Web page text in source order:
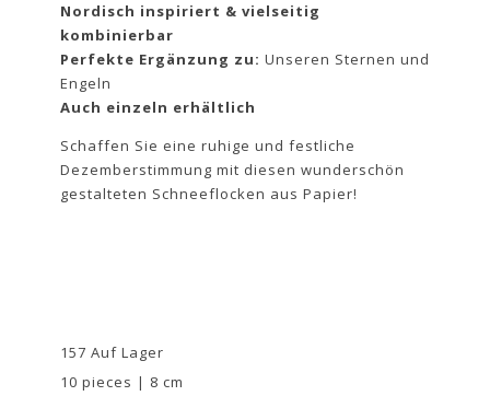
Nordisch inspiriert & vielseitig
kombinierbar
Perfekte Ergänzung zu: Unseren Sternen und
Engeln
Auch einzeln erhältlich
Schaffen Sie eine ruhige und festliche
Dezemberstimmung mit diesen wunderschön
gestalteten Schneeflocken aus Papier!
157 Auf Lager
10 pieces | 8 cm